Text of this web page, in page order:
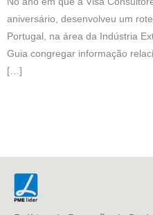
aniversário, desenvolveu um
Portugal, na área da Indústria
Guia congregar informação
[…]